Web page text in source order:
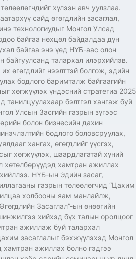
хүлээн авч уулзлаа.
сайд өгөгдлийн засаглал,
технологиудыг Монгол Улсад
байгаа нөхцөл байдалдаа дүн
байгаа энэ үед НҮБ-аас олон
байгуулсанд талархал илэрхийлэв.
өгөгдлийг нээлттэй болгож, эдийн
бодлого баримталж байгаагийн
хөгжүүлэх үндэсний стратегиа 2025
танилцуулахаар бэлтгэл хангаж буй
Улсын Засгийн газрын зүгээс
болон бизнесийн дахин
бодлого боловсруулах,
хангах, өгөгдлийг үүсгэх,
хөгжүүлэх, шаардлагатай хүний
хөтөлбөрүүдэд хамтран ажиллах
НҮБ-ын Эдийн засаг,
газрын төлөөлөгчид “Цахим
холбооны яам манлайлж,
Засаглал”-ын өнөөгийн
хийхэд бүх талын оролцоог
ажиллаж буй талархал
засаглалыг бэхжүүлэхэд Монгол
хамтран ажиллах болно гэдгээ